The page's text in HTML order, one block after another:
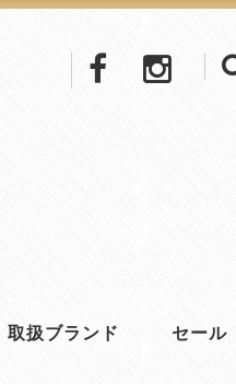
取扱ブランド セール